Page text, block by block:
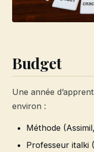
Budget
Une année
environ :
Méthode
Professeur italki